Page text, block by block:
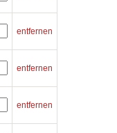
entfernen
entfernen
entfernen